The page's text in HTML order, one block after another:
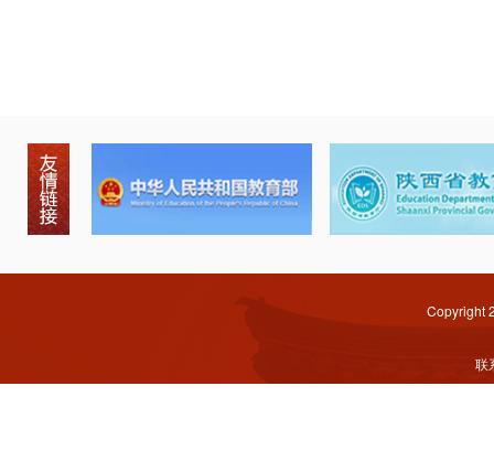
Copyright
联